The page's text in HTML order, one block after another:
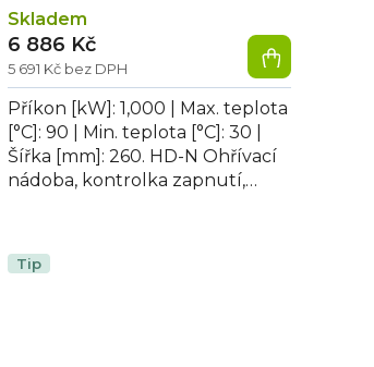
Skladem
5 691 Kč bez DPH
6 886 Kč
Příkon [kW]: 1,000 | Max. teplota
[°C]: 90 | Min. teplota [°C]: 30 |
Šířka [mm]: 260. HD-N Ohřívací
nádoba, kontrolka zapnutí,
Tip